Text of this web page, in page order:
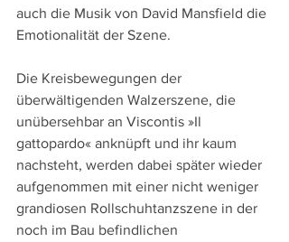
auch die Musik von David Mansfield die
Emotionalität der Szene.
Die Kreisbewegungen der
überwältigenden Walzerszene, die
unübersehbar an Viscontis »Il
gattopardo« anknüpft und ihr kaum
nachsteht, werden dabei später wieder
aufgenommen mit einer nicht weniger
grandiosen Rollschuhtanzszene in der
noch im Bau befindlichen